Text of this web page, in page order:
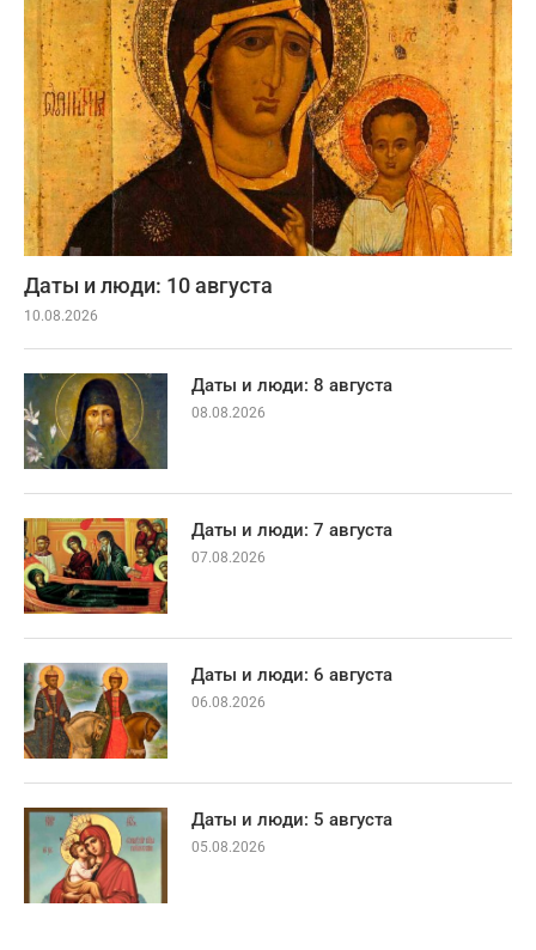
Даты и люди: 10 августа
10.08.2026
Даты и люди: 8 августа
08.08.2026
Даты и люди: 7 августа
07.08.2026
Даты и люди: 6 августа
06.08.2026
Даты и люди: 5 августа
05.08.2026